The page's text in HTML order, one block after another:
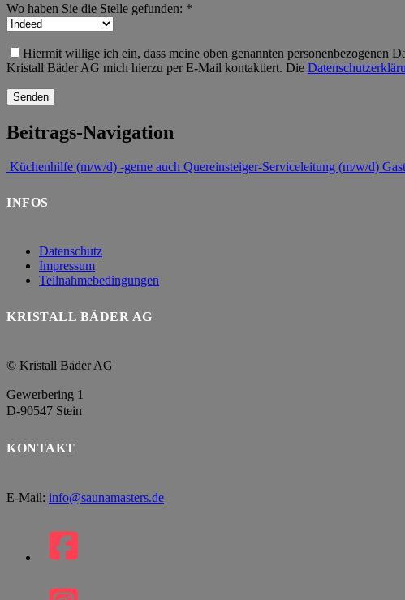
Wo haben Sie die Stelle gefunden: *
Hiermit willige ich ein, dass meine oben genannten personenbezogenen
Kristall Bäder AG mich hierzu per E-Mail kontaktiert. Die
Beitrags-Navigation
Küchenhilfe (m/w/d) -gerne auch Quereinsteiger-Serviceleitung (m/w/d)
INFOS
Datenschutz
Impressum
Teilnahmebedingungen
KRISTALL BÄDER AG
© Kristall Bäder AG
Gewerbering 1
D-90547 Stein
KONTAKT
E-Mail: info@saunamasters.de